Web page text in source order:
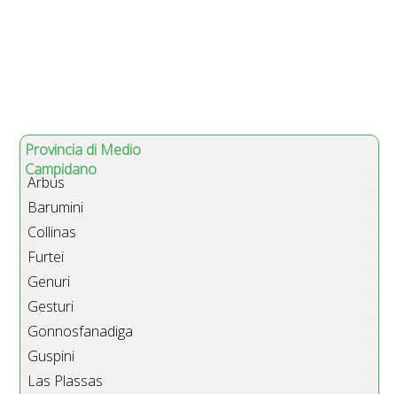
Provincia di Medio
Campidano
Arbus
Barumini
Collinas
Furtei
Genuri
Gesturi
Gonnosfanadiga
Guspini
Las Plassas